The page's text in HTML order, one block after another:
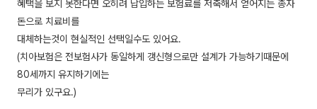
혜택을 보지 못한다면 오히려 납입하는 보험료를 저축해서 얻어지는 종자
돈으로 치료비를
대체하는것이 현실적인 선택일수도 있어요.
(치아보험은 전보험사가 동일하게 갱신형으로만 설계가 가능하기때문에
80세까지 유지하기에는
무리가 있구요.)